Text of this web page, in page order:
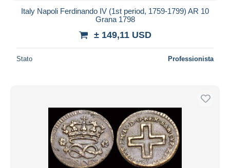
Italy Napoli Ferdinando IV (1st period, 1759-1799) AR 10
Grana 1798
± 149,11 USD
Stato Professionista